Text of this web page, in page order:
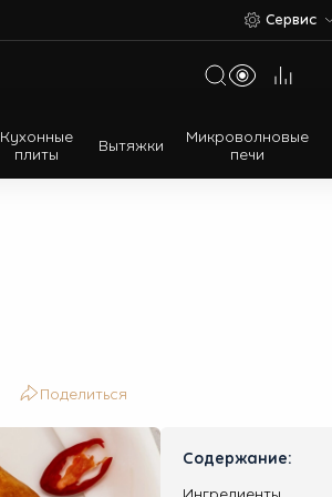
Сервис
Кухонные
плиты Вытяжки Микроволновые
печи
Многодверные холодильники
Поделиться
Содержание:
Ингредиенты